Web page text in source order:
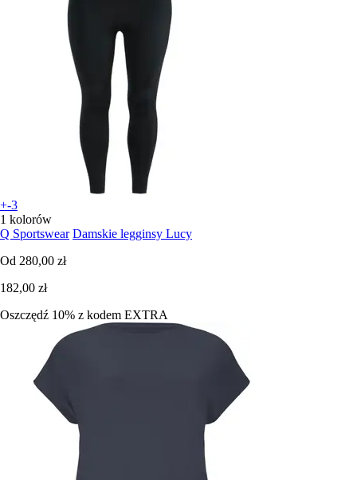
+-3
1 kolorów
Q Sportswear Damskie legginsy Lucy
Od 280,00 zł
182,00 zł
Oszczędź 10% z kodem EXTRA